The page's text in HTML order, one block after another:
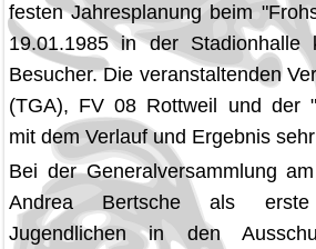
festen Jahresplanung beim
19.01.1985 in der Stadionhalle
Besucher. Die veranstaltenden
(TGA), FV 08 Rottweil und der
mit dem Verlauf und Ergebnis
Bei der Generalversammlung
Andrea Bertsche als
Jugendlichen in den